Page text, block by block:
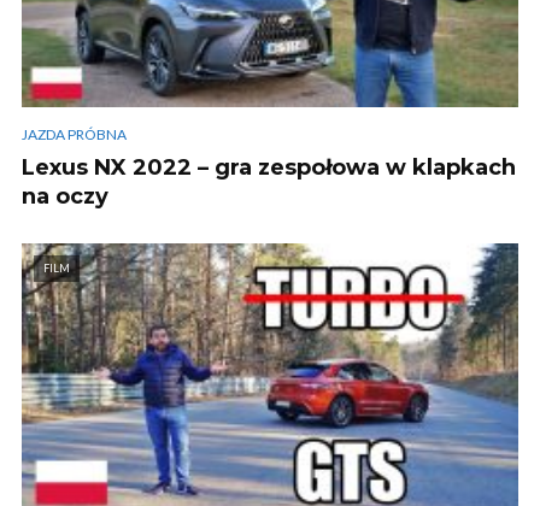
JAZDA PRÓBNA
Lexus NX 2022 – gra zespołowa w klapkach
na oczy
FILM